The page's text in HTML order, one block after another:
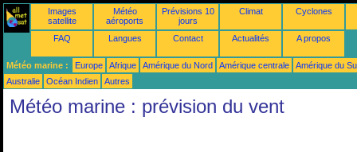
Images
satellite
Météo
aéroports
Prévisions 10
jours
Climat Cyclones
FAQ Langues Contact Actualités A propos
Météo marine : Europe Afrique Amérique du Nord Amérique centrale
Amérique du
Australie
Océan Indien Autres
Météo marine : prévision du vent